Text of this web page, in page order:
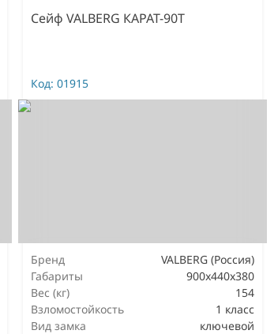
Сейф VALBERG КАРАТ-90T
Код: 01915
Бренд
VALBERG (Россия)
Габариты
900x440x380
Вес (кг)
154
Взломостойкость
1 класс
Вид замка
ключевой